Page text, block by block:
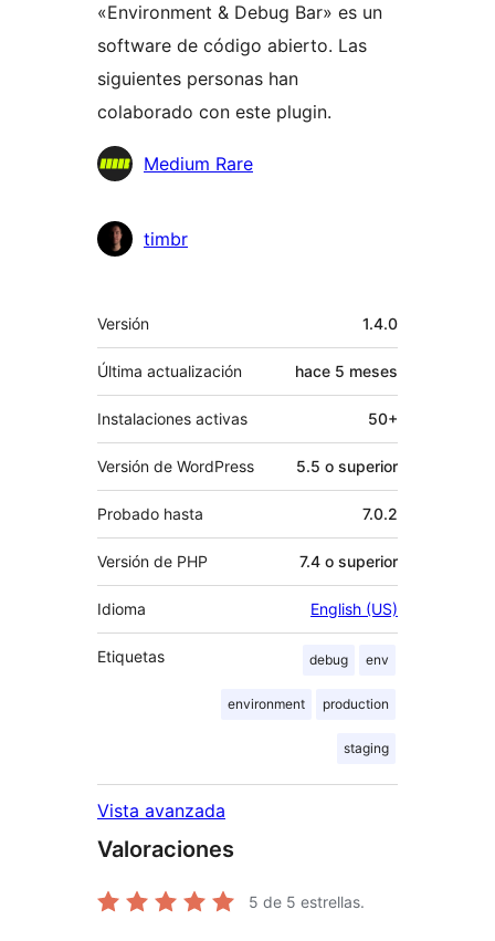
«Environment & Debug Bar» es un
software de código abierto. Las
siguientes personas han
colaborado con este plugin.
Colaboradores
Medium Rare
timbr
Meta
Versión 1.4.0
Última actualización hace 5 meses
Instalaciones activas 50+
Versión de WordPress 5.5 o superior
Probado hasta 7.0.2
Versión de PHP 7.4 o superior
Idioma English (US)
Etiquetas debug env
environment production
staging
Vista avanzada
Valoraciones
5 de 5 estrellas.